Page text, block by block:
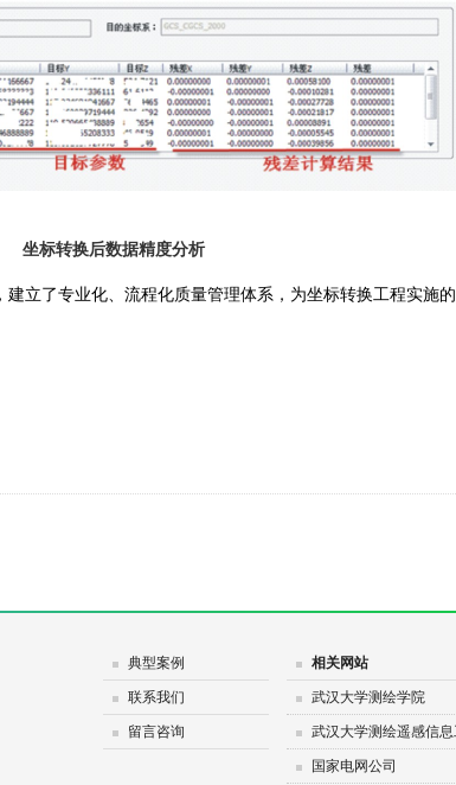
坐标转换后数据精度分析
立了专业化、流程化质量管理体系，为坐标转换工程实施
典型案例
联系我们
留言咨询
相关网站
武汉大学测绘学院
武汉大学测绘遥感信
国家电网公司